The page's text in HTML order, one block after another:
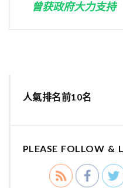
曾获政府大力支持
人氣排名前10名
PLEASE FOLLOW &